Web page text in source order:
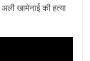
अली खामेनाई की हत्या